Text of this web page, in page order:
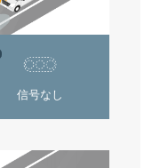
信号なし